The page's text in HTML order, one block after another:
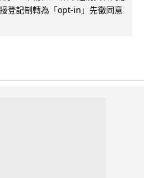
登記制轉為「opt-in」先徵同意